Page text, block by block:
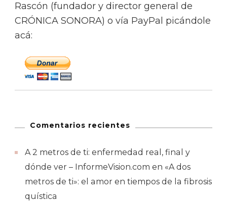
Rascón (fundador y director general de
CRÓNICA SONORA) o vía PayPal picándole
acá:
Comentarios recientes
A 2 metros de ti: enfermedad real, final y
dónde ver – InformeVision.com en «A dos
metros de ti»: el amor en tiempos de la fibrosis
quística